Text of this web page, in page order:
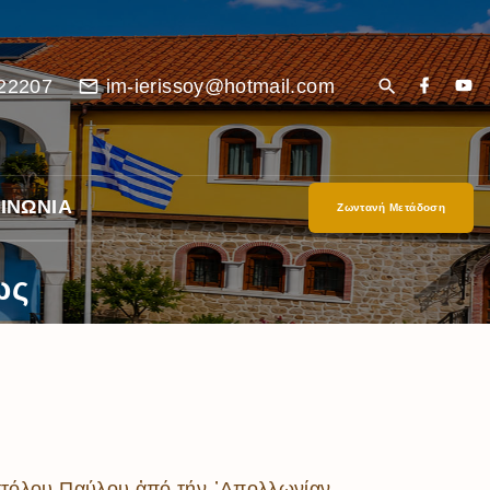
im-ierissoy@hotmail.com
Ζωντανή Μετάδοση